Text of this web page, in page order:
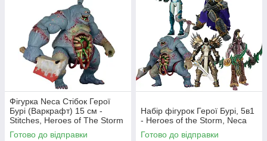
Фігурка Neca Стібок Герої
Бурі (Варкрафт) 15 см -
Stitches, Heroes of The Storm
(Warcraft)
Готово до відправки
Набір фігурок Герої Бурі, 5в1
- Heroes of the Storm, Neca
Готово до відправки